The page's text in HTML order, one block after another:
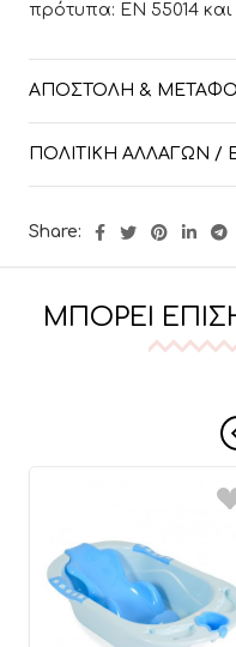
πρότυπα: EN 55014 και
ΑΠΟΣΤΟΛΉ &
ΠΟΛΙΤΙΚΉ ΑΛΛΑΓΏΝ /
Share:
ΜΠΟΡΕΊ